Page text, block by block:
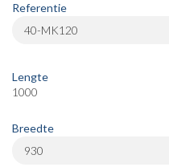
Referentie
40-MK120
Lengte
1000
Breedte
930